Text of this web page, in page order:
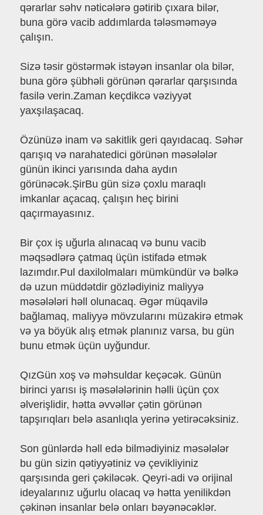
qərarlar səhv nəticələrə gətirib çıxara bilər,
buna görə vacib addımlarda tələsməməyə
çalışın.
Sizə təsir göstərmək istəyən insanlar ola bilər,
buna görə şübhəli görünən qərarlar qarşısında
fasilə verin.Zaman keçdikcə vəziyyət
yaxşılaşacaq.
Özünüzə inam və sakitlik geri qayıdacaq. Səhər
qarışıq və narahatedici görünən məsələlər
günün ikinci yarısında daha aydın
görünəcək.ŞirBu gün sizə çoxlu maraqlı
imkanlar açacaq, çalışın heç birini
qaçırmayasınız.
Bir çox iş uğurla alınacaq və bunu vacib
məqsədlərə çatmaq üçün istifadə etmək
lazımdır.Pul daxilolmaları mümkündür və bəlkə
də uzun müddətdir gözlədiyiniz maliyyə
məsələləri həll olunacaq. Əgər müqavilə
bağlamaq, maliyyə mövzularını müzakirə etmək
və ya böyük alış etmək planınız varsa, bu gün
bunu etmək üçün uyğundur.
QızGün xoş və məhsuldar keçəcək. Günün
birinci yarısı iş məsələlərinin həlli üçün çox
əlverişlidir, hətta əvvəllər çətin görünən
tapşırıqları belə asanlıqla yerinə yetirəcəksiniz.
Son günlərdə həll edə bilmədiyiniz məsələlər
bu gün sizin qətiyyətiniz və çevikliyiniz
qarşısında geri çəkiləcək. Qeyri-adi və orijinal
ideyalarınız uğurlu olacaq və hətta yenilikdən
çəkinən insanlar belə onları bəyənəcəklər.